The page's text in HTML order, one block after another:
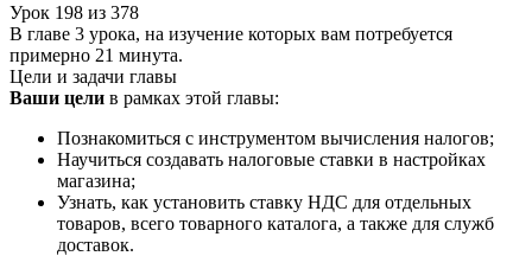
Урок 198 из 378
В главе 3 урока, на изучение которых вам потребуется
примерно 21 минута.
Цели и задачи главы
Ваши цели в рамках этой главы:
Познакомиться с инструментом вычисления налогов;
Научиться создавать налоговые ставки в настройках
магазина;
Узнать, как установить ставку НДС для отдельных
товаров, всего товарного каталога, а также для служб
доставок.